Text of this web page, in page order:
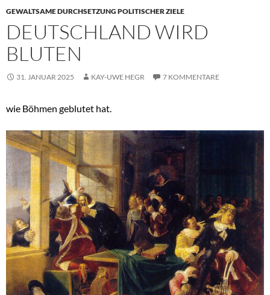
GEWALTSAME DURCHSETZUNG POLITISCHER ZIELE
DEUTSCHLAND WIRD
BLUTEN
31. JANUAR 2025 KAY-UWE HEGR 7 KOMMENTARE
wie Böhmen geblutet hat.